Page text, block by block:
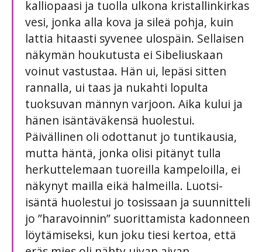
kalliopaasi ja tuolla ulkona kristallinkirkas
vesi, jonka alla kova ja sileä pohja, kuin
lattia hitaasti syvenee ulospäin. Sellaisen
näkymän houkutusta ei Sibeliuskaan
voinut vastustaa. Hän ui, lepäsi sitten
rannalla, ui taas ja nukahti lopulta
tuoksuvan männyn varjoon. Aika kului ja
hänen isäntäväkensä huolestui.
Päivällinen oli odottanut jo tuntikausia,
mutta häntä, jonka olisi pitänyt tulla
herkuttelemaan tuoreilla kampeloilla, ei
näkynyt mailla eikä halmeilla. Luotsi-
isäntä huolestui jo tosissaan ja suunnitteli
jo ”haravoinnin” suorittamista kadonneen
löytämiseksi, kun joku tiesi kertoa, että